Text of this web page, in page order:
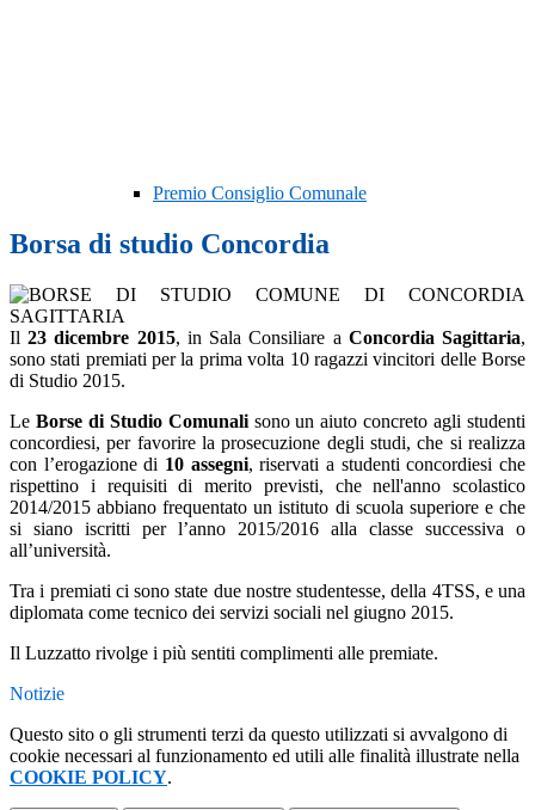
Premio Consiglio Comunale
Borsa di studio Concordia
Il23 dicembre 2015, in Sala Consiliare a Concordia Sagittaria,
sono stati premiati per la prima volta 10 ragazzi vincitori delle Borse
di Studio 2015.
Le Borse di Studio Comunalisono un aiuto concreto agli studenti
concordiesi, per favorire la prosecuzione degli studi, che si realizza
con l’erogazione di 10 assegni, riservati a studenti concordiesi che
rispettino i requisiti di merito previsti, che nell'anno scolastico
2014/2015 abbiano frequentato un istituto di scuola superiore e che
si siano iscritti per l’anno 2015/2016 alla classe successiva o
all’università.
Tra i premiati ci sono state due nostre studentesse, della 4TSS, e una
diplomata come tecnico dei servizi sociali nel giugno 2015.
Il Luzzatto rivolge i più sentiti complimenti alle premiate.
Notizie
Questo sito o gli strumenti terzi da questo utilizzati si avvalgono di
cookie necessari al funzionamento ed utili alle finalità illustrate nella
COOKIE POLICY.